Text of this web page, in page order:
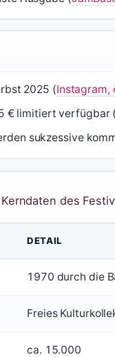
2025 (Instagram,
€ limitiert verfügbar
sukzessive
des
DETAIL
1970 durch die
Freies
ca. 15.000